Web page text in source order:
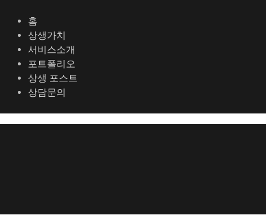
홈
상생가치
서비스소개
포트폴리오
상생 포스트
상담문의